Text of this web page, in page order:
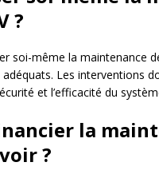
?
soi-même la maintenance
Les interventions
et l’efficacité du
la
?